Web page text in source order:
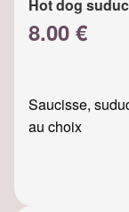
Hot dog
8.00 €
Saucisse,
au choix